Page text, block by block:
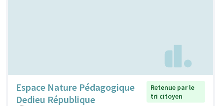
Espace Nature Pédagogique
Dedieu République
Retenue par le
tri citoyen